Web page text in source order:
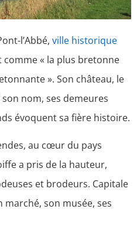
l’Abbé, ville historique
« la plus bretonne
». Son château, le
nom, ses demeures
évoquent sa fière histoire.
au cœur du pays
a pris de la hauteur,
et brodeurs. Capitale
marché, son musée, ses